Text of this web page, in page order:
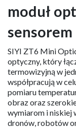
moduł
sensorem
SIYI ZT6 Mini
optyczny, który
termowizyjną w
współpracują w
pomiaru
obraz oraz
wymiarom i niskiej
dronów, robotów